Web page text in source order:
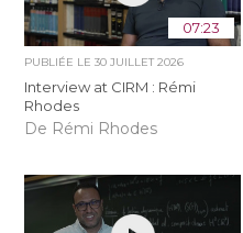
07:23
PUBLIÉE LE30 JUILLET 2026
Interview at CIRM : Rémi
Rhodes
De Rémi Rhodes